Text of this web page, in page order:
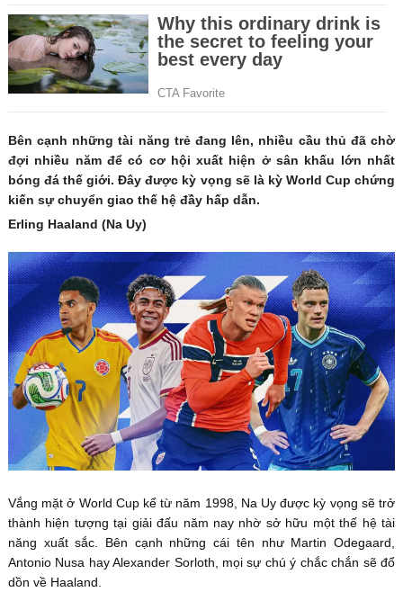
Bên cạnh những tài năng trẻ đang lên, nhiều cầu thủ đã chờ
đợi nhiều năm để có cơ hội xuất hiện ở sân khấu lớn nhất
bóng đá thế giới. Đây được kỳ vọng sẽ là kỳ World Cup chứng
kiến sự chuyển giao thế hệ đầy hấp dẫn.
Erling Haaland (Na Uy)
Vắng mặt ở World Cup kể từ năm 1998, Na Uy được kỳ vọng sẽ trở
thành hiện tượng tại giải đấu năm nay nhờ sở hữu một thế hệ tài
năng xuất sắc. Bên cạnh những cái tên như Martin Odegaard,
Antonio Nusa hay Alexander Sorloth, mọi sự chú ý chắc chắn sẽ đổ
dồn về Haaland.